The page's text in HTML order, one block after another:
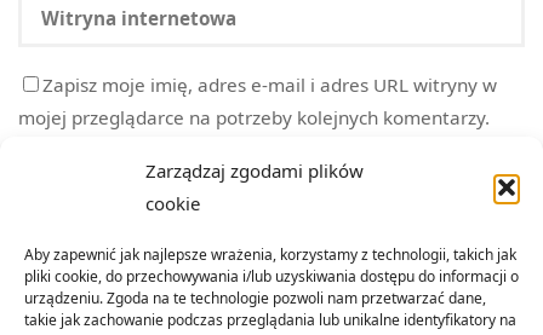
Zarządzaj zgodami plików
cookie
Aby zapewnić jak najlepsze wrażenia, korzystamy z technologii, takich jak
pliki cookie, do przechowywania i/lub uzyskiwania dostępu do informacji o
urządzeniu. Zgoda na te technologie pozwoli nam przetwarzać dane,
takie jak zachowanie podczas przeglądania lub unikalne identyfikatory na
Zapisz moje imię, adres e-mail i adres URL witryny w
mojej przeglądarce na potrzeby kolejnych komentarzy.